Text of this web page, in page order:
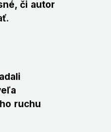
či autor
.
ruchu